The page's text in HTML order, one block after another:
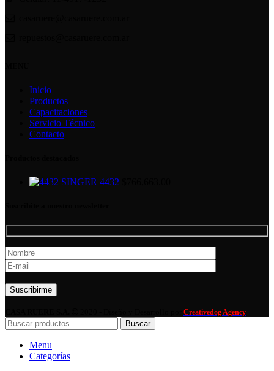
Inicio
Productos
Capacitaciones
Servicio Técnico
Contacto
SINGER 4432
Creativedog Agency
Buscar
Menu
Categorías